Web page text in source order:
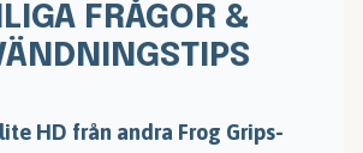
FRÅGOR &
HD från andra Frog Grips-